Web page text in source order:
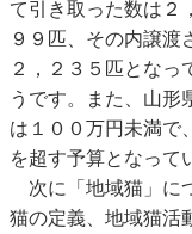
て引き取った数は２
９９匹、その内譲渡
２，２３５匹となっ
うです。また、山形
は１００万円未満で
を超す予算となって
次に「地域猫」に
猫の定義、地域猫活